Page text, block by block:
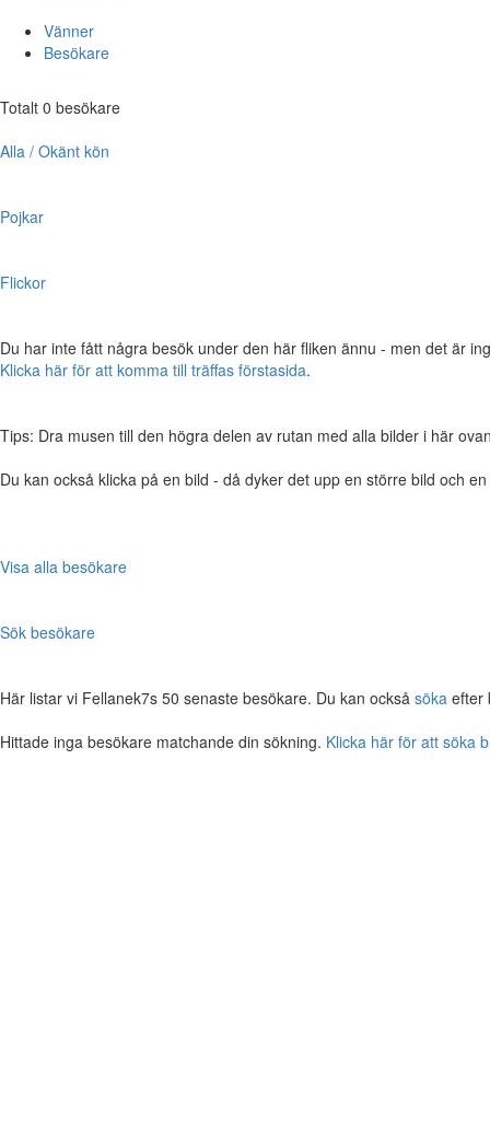
Vänner
Besökare
Totalt 0 besökare
Alla / Okänt kön
Pojkar
Flickor
Du har inte fått några besök under den här fliken ännu - men det är
Klicka här för att komma till träffas förstasida.
Tips: Dra musen till den högra delen av rutan med alla bilder i här
Du kan också klicka på en bild - då dyker det upp en större bild och
Visa alla besökare
Sök besökare
Här listar vi Fellanek7s 50 senaste besökare. Du kan också söka efter
Hittade inga besökare matchande din sökning. Klicka här för att söka